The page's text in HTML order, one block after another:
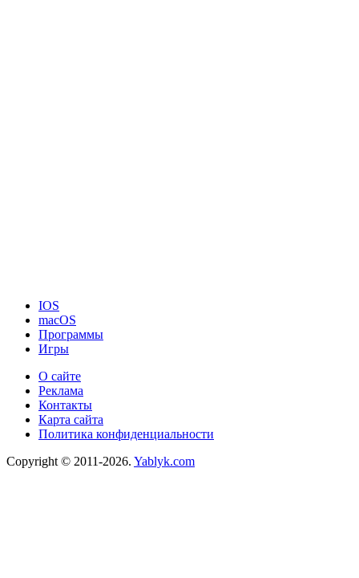
IOS
macOS
Программы
Игры
О сайте
Реклама
Контакты
Карта сайта
Политика конфиденциальности
Copyright © 2011-2026. Yablyk.сom